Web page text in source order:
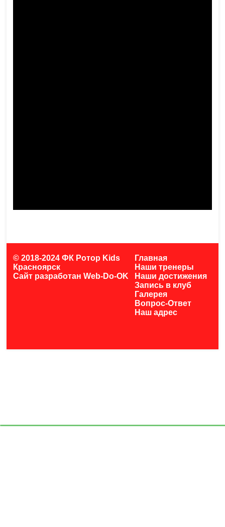
Главная
Наши тренеры
Наши достижения
Запись в клуб
Галерея
Вопрос-Ответ
Наш адрес
© 2018-2024 ФК Ротор Kids
Красноярск
Сайт разработанWeb-Do-OK